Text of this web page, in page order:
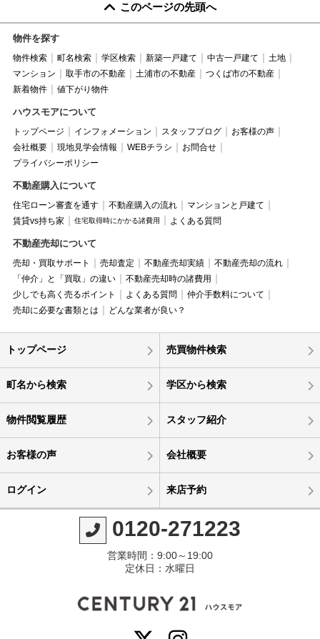
このページの先頭へ
物件を探す
物件検索 町名検索 学区検索 新築一戸建て 中古一戸建て
土地
マンション
取手市の不動産 土浦市の不動産
つくば市の不動産
新着物件
値下がり物件
ハウスモアについて
トップページ インフォメーション スタッフブログ
お客様の声
会社概要
現地見学会情報 WEBチラシ
お問合せ
プライバシーポリシー
不動産購入について
住宅ローン審査を通す 不動産購入の流れ
マンションと戸建て
賃貸vs持ち家
住宅取得時にかかる諸費用 よくある質問
不動産売却について
売却・買取サポート 売却査定 不動産売却実績
不動産売却の流れ
「仲介」と「買取」の違い
不動産売却時の諸費用
少しでも高く売るポイント
よくある質問
仲介手数料について
売却に必要な書類とは
どんな業者が良い？
トップページ 売買物件検索
町名から検索 学区から検索
物件閲覧履歴 スタッフ紹介
お客様の声 会社概要
ログイン 来店予約
0120-271223
営業時間：9:00～19:00
定休日：水曜日